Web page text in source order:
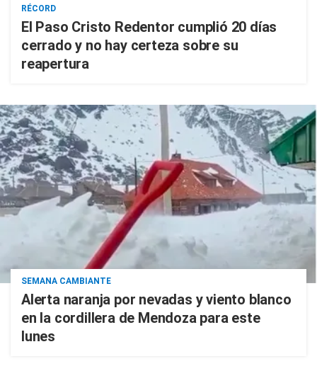
RÉCORD
El Paso Cristo Redentor cumplió 20 días
cerrado y no hay certeza sobre su
reapertura
SEMANA CAMBIANTE
Alerta naranja por nevadas y viento blanco
en la cordillera de Mendoza para este
lunes